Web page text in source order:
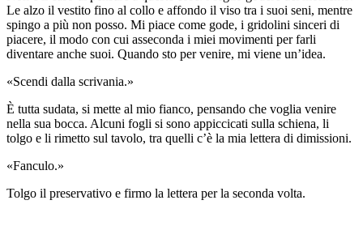
Le alzo il vestito fino al collo e affondo il viso tra i suoi seni, mentre
spingo a più non posso. Mi piace come gode, i gridolini sinceri di
piacere, il modo con cui asseconda i miei movimenti per farli
diventare anche suoi. Quando sto per venire, mi viene un’idea.
«Scendi dalla scrivania.»
È tutta sudata, si mette al mio fianco, pensando che voglia venire
nella sua bocca. Alcuni fogli si sono appiccicati sulla schiena, li
tolgo e li rimetto sul tavolo, tra quelli c’è la mia lettera di dimissioni.
«Fanculo.»
Tolgo il preservativo e firmo la lettera per la seconda volta.